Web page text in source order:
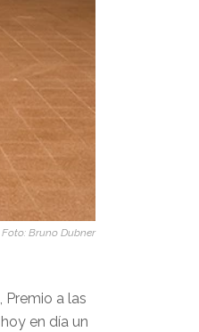
Foto: Bruno Dubner
a las
en día un